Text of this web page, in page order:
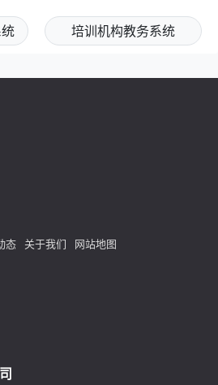
培训机构教务系统
态 关于我们 网站地图